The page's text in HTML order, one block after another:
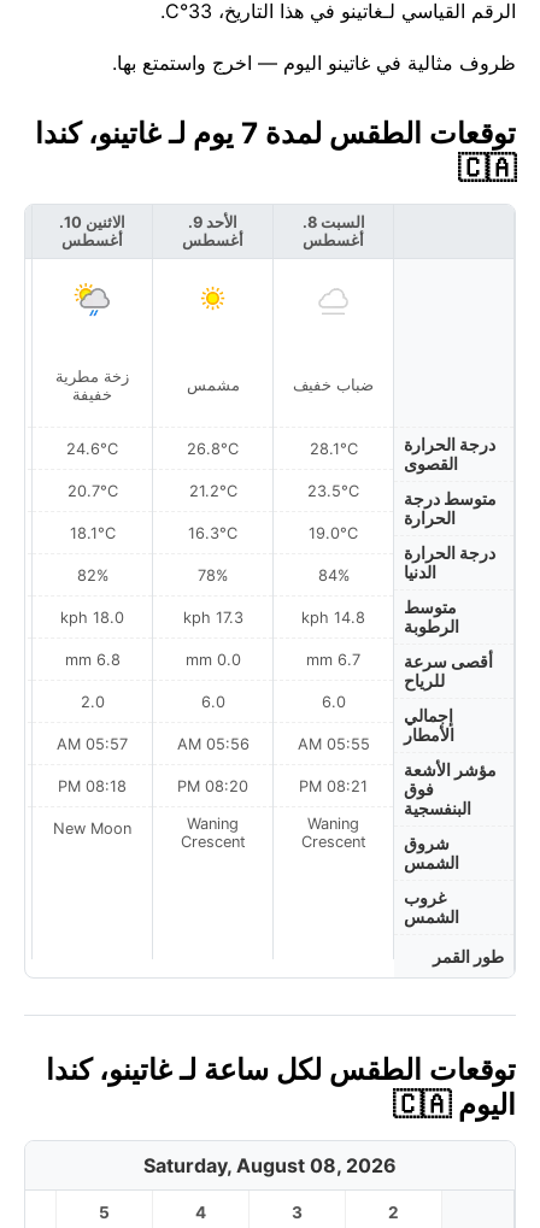
الرقم القياسي لـغاتينو في هذا التاريخ، 33°C.
ظروف مثالية في غاتينو اليوم — اخرج واستمتع بها.
توقعات الطقس لمدة 7 يوم لـ غاتينو، كندا
🇨🇦
درجة الحرارة
القصوى
متوسط درجة
الحرارة
درجة الحرارة
الدنيا
متوسط
الرطوبة
أقصى سرعة
للرياح
إجمالي
الأمطار
مؤشر الأشعة
فوق
البنفسجية
شروق
الشمس
غروب
الشمس
طور القمر
السبت 8.
أغسطس
ضباب خفيف
28.1°C
23.5°C
19.0°C
84%
14.8 kph
6.7 mm
6.0
05:55 AM
08:21 PM
Waning
Crescent
الأحد 9.
أغسطس
مشمس
26.8°C
21.2°C
16.3°C
78%
17.3 kph
0.0 mm
6.0
05:56 AM
08:20 PM
Waning
Crescent
الاثنين 10.
أغسطس
زخة مطرية
خفيفة
24.6°C
20.7°C
18.1°C
82%
18.0 kph
6.8 mm
2.0
05:57 AM
08:18 PM
New Moon
توقعات الطقس لكل ساعة لـ غاتينو، كندا
اليوم 🇨🇦
Saturday, August 08, 2026
2
3
4
5